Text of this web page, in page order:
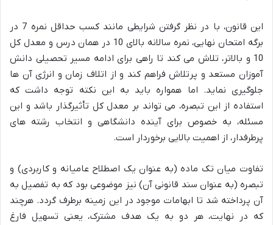
این قانون، با در نظر گرفتن شرایطی مانند کسب حداقل نمره 7 در
برگه امتحان نهایی، نمره سالانه بالای 10 در همان درس و معدل کل
10 و بالاتر، تلاش می کند تا راهی برای ادامه مسیر تحصیلی دانش
آموزان مستعد و پرتلاش فراهم کند و از اتلاف زمان و انرژی آن ها
جلوگیری نماید. اما همواره باید به این نکته توجه داشت که
استفاده از این تبصره، می تواند بر معدل کل تأثیرگذار باشد و این
مسئله، به خصوص برای آینده دانشگاهی و انتخاب رشته های
پرطرفدار، از اهمیت بالایی برخوردار است.
تفاوت میان تک ماده (به عنوان یک اصطلاح عامیانه و کاربردی) و
تبصره (به عنوان سند قانونی آن) نیز موضوعی بود که به تفصیل به
آن پرداخته شد تا ابهامات موجود در این زمینه برطرف گردد. هرچند
که در نهایت، هر دو به یک هدف مشترک، یعنی تسهیل فارغ